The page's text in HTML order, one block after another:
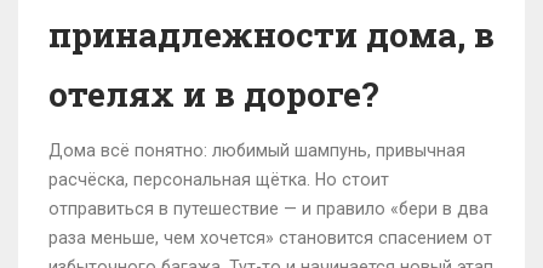
принадлежности дома, в
отелях и в дороге?
Дома всё понятно: любимый шампунь, привычная
расчёска, персональная щётка. Но стоит
отправиться в путешествие — и правило «бери в два
раза меньше, чем хочется» становится спасением от